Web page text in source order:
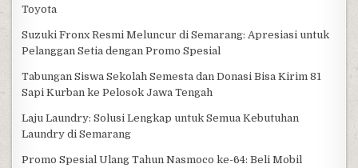
Toyota
Suzuki Fronx Resmi Meluncur di Semarang: Apresiasi untuk
Pelanggan Setia dengan Promo Spesial
Tabungan Siswa Sekolah Semesta dan Donasi Bisa Kirim 81
Sapi Kurban ke Pelosok Jawa Tengah
Laju Laundry: Solusi Lengkap untuk Semua Kebutuhan
Laundry di Semarang
Promo Spesial Ulang Tahun Nasmoco ke-64: Beli Mobil